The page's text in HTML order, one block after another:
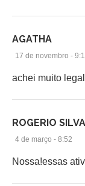
AGATHA
17 de novembro -
achei muito legal
ROGERIO SILVA
4 de março - 8:52
Nossa!essas